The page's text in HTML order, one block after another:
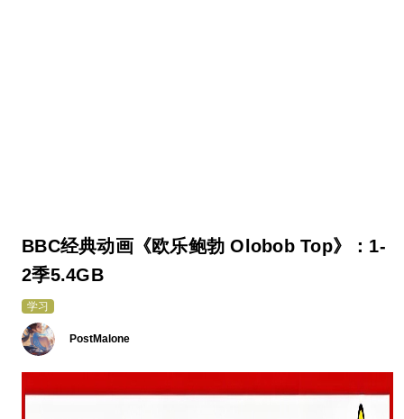
BBC经典动画《欧乐鲍勃 Olobob Top》：1-
2季5.4GB
学习
PostMalone